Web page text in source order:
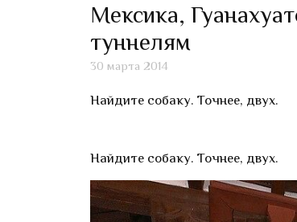
Мексика,
туннелям
30 марта 2014
Найдите собаку. Точнее, двух.
Найдите собаку. Точнее, двух.